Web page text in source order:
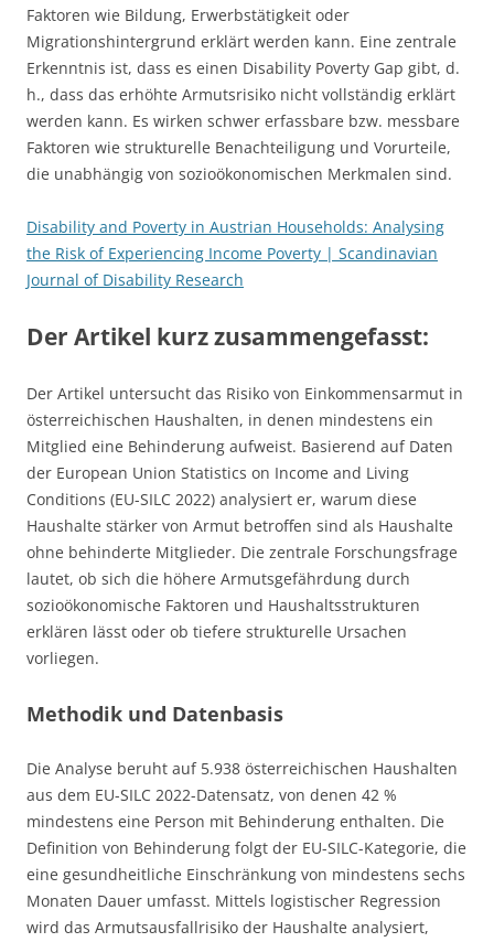
Faktoren wie Bildung, Erwerbstätigkeit oder
Migrationshintergrund erklärt werden kann. Eine zentrale
Erkenntnis ist, dass es einen Disability Poverty Gap gibt, d.
h., dass das erhöhte Armutsrisiko nicht vollständig erklärt
werden kann. Es wirken schwer erfassbare bzw. messbare
Faktoren wie strukturelle Benachteiligung und Vorurteile,
die unabhängig von sozioökonomischen Merkmalen sind.
Disability and Poverty in Austrian Households: Analysing
the Risk of Experiencing Income Poverty | Scandinavian
Journal of Disability Research
Der Artikel kurz zusammengefasst:
Der Artikel untersucht das Risiko von Einkommensarmut in
österreichischen Haushalten, in denen mindestens ein
Mitglied eine Behinderung aufweist. Basierend auf Daten
der European Union Statistics on Income and Living
Conditions (EU-SILC 2022) analysiert er, warum diese
Haushalte stärker von Armut betroffen sind als Haushalte
ohne behinderte Mitglieder. Die zentrale Forschungsfrage
lautet, ob sich die höhere Armutsgefährdung durch
sozioökonomische Faktoren und Haushaltsstrukturen
erklären lässt oder ob tiefere strukturelle Ursachen
vorliegen.
Methodik und Datenbasis
Die Analyse beruht auf 5.938 österreichischen Haushalten
aus dem EU-SILC 2022-Datensatz, von denen 42 %
mindestens eine Person mit Behinderung enthalten. Die
Definition von Behinderung folgt der EU-SILC-Kategorie, die
eine gesundheitliche Einschränkung von mindestens sechs
Monaten Dauer umfasst. Mittels logistischer Regression
wird das Armutsausfallrisiko der Haushalte analysiert,